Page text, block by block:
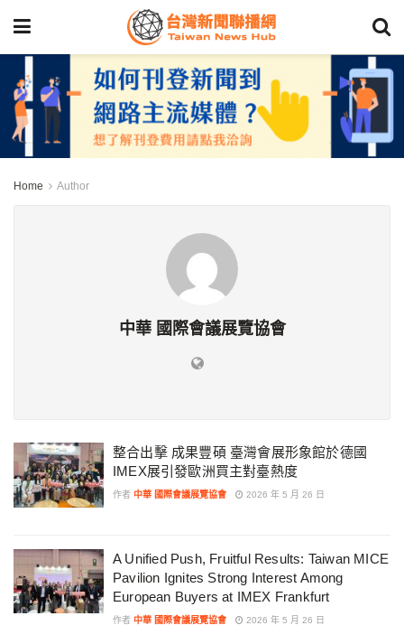
Home Author
中華 國際會議展覽協會
整合出擊 成果豐碩 臺灣會展形象館於德國
IMEX展引發歐洲買主對臺熱度
作者 中華 國際會議展覽協會 2026 年 5 月 26 日
A Unified Push, Fruitful Results: Taiwan MICE
Pavilion Ignites Strong Interest Among
European Buyers at IMEX Frankfurt
作者 中華 國際會議展覽協會 2026 年 5 月 26 日